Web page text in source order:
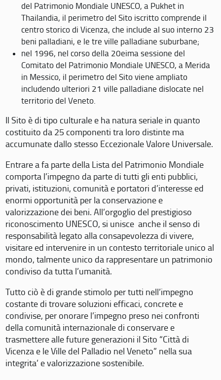
del Patrimonio Mondiale UNESCO, a Pukhet in
Thailandia, il perimetro del Sito iscritto comprende il
centro storico di Vicenza, che include al suo interno 23
beni palladiani, e le tre ville palladiane suburbane;
nel 1996, nel corso della 20eima sessione del
Comitato del Patrimonio Mondiale UNESCO, a Merida
in Messico, il perimetro del Sito viene ampliato
includendo ulteriori 21 ville palladiane dislocate nel
territorio del Veneto.
Il Sito è di tipo culturale e ha natura seriale in quanto
costituito da 25 componenti tra loro distinte ma
accumunate dallo stesso Eccezionale Valore Universale.
Entrare a fa parte della Lista del Patrimonio Mondiale
comporta l’impegno da parte di tutti gli enti pubblici,
privati, istituzioni, comunità e portatori d’interesse ed
enormi opportunità per la conservazione e
valorizzazione dei beni. All’orgoglio del prestigioso
riconoscimento UNESCO, si unisce anche il senso di
responsabilità legato alla consapevolezza di vivere,
visitare ed intervenire in un contesto territoriale unico al
mondo, talmente unico da rappresentare un patrimonio
condiviso da tutta l’umanità.
Tutto ciò è di grande stimolo per tutti nell’impegno
costante di trovare soluzioni efficaci, concrete e
condivise, per onorare l’impegno preso nei confronti
della comunità internazionale di conservare e
trasmettere alle future generazioni il Sito “Città di
Vicenza e le Ville del Palladio nel Veneto” nella sua
integrita’ e valorizzazione sostenibile.